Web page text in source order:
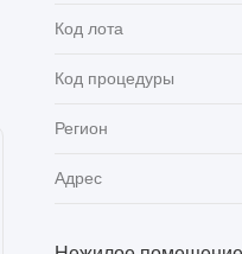
Код лота
Код процедуры
Регион
Адрес